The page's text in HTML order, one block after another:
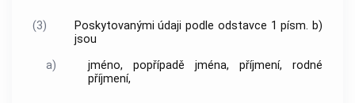
(3)
Poskytovanými údaji podle odstavce 1 písm. b)
jsou
a)
jméno, popřípadě jména, příjmení, rodné
příjmení,